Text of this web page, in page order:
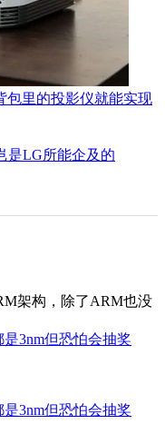
包里的投影仪就能实现
是LG所能企及的
架构，除了ARM也没
3nm但恐怕会抽奖
3nm但恐怕会抽奖